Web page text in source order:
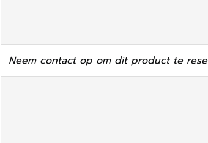
Neem contact op om dit product te